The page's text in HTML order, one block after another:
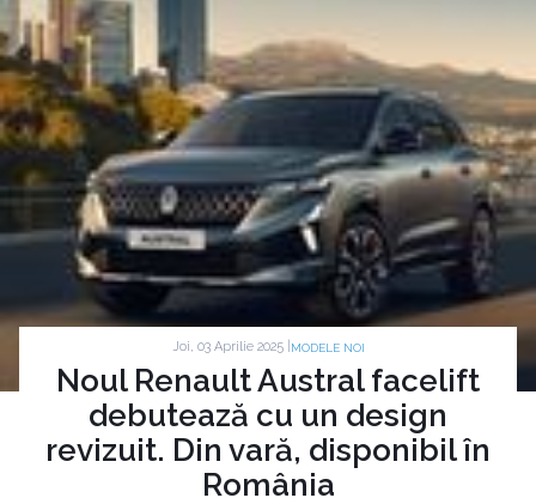
Joi, 03 Aprilie 2025 | MODELE NOI
Noul Renault Austral facelift
debutează cu un design
revizuit. Din vară, disponibil în
România